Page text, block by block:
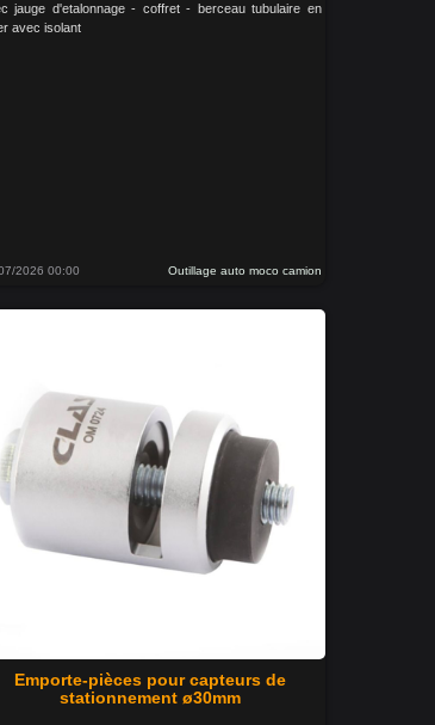
jauge d'etalonnage - coffret - berceau tubulaire en
avec isolant
2026 00:00 Outillage auto moco camion
Emporte-pièces pour capteurs de
stationnement ø30mm